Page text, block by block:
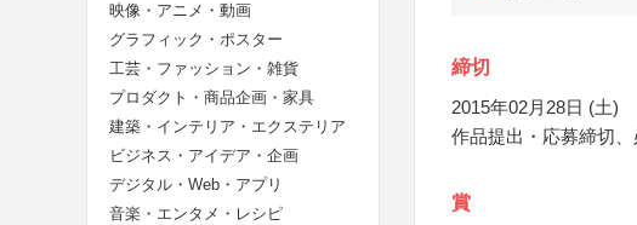
映像・アニメ・動画
グラフィック・ポスター
工芸・ファッション・雑貨
プロダクト・商品企画・家具
建築・インテリア・エクステリア
ビジネス・アイデア・企画
デジタル・Web・アプリ
音楽・エンタメ・レシピ
締切
2015年02月28日 (土)
作品提出・応募締切
賞